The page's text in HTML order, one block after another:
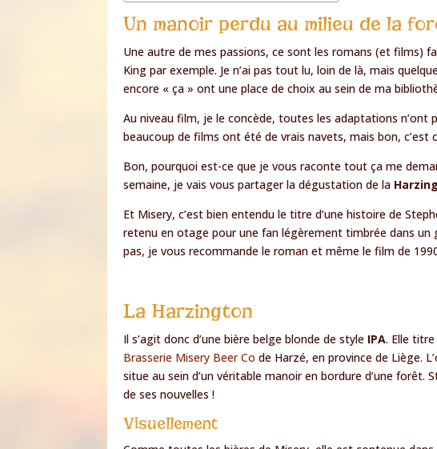
Un manoir perdu au milieu de la
Une autre de mes passions, ce sont les romans (et films)
King par exemple. Je n’ai pas tout lu, loin de là, mais
encore « ça » ont une place de choix au sein de ma
Au niveau film, je le concède, toutes les adaptations
beaucoup de films ont été de vrais navets, mais bon, c’est
Bon, pourquoi est-ce que je vous raconte tout ça me
semaine, je vais vous partager la dégustation de la
Et Misery, c’est bien entendu le titre d’une histoire de
retenu en otage pour une fan légèrement timbrée dans
pas, je vous recommande le roman et même le film de
La Harzington
Il s’agit donc d’une bière belge blonde de style IPA. Elle
Brasserie Misery Beer Co de Harzé, en province de Liège.
situe au sein d’un véritable manoir en bordure d’une forêt.
de ses nouvelles !
Visuellement